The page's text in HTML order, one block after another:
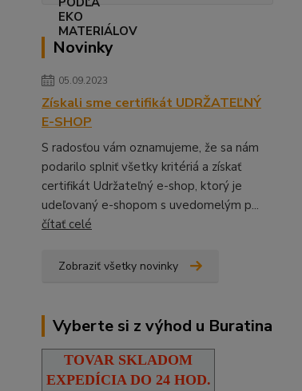
Novinky
05.09.2023
Získali sme certifikát UDRŽATEĽNÝ
E-SHOP
S radosťou vám oznamujeme, že sa nám
podarilo splniť všetky kritériá a získať
certifikát Udržateľný e-shop, ktorý je
udeľovaný e-shopom s uvedomelým p...
čítať celé
Zobraziť všetky novinky
Vyberte si z výhod u Buratina
TOVAR SKLADOM
EXPEDÍCIA DO 24 HOD.